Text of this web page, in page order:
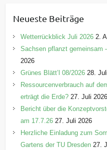
g
o
r
e
n
Neueste Beiträge
Wetterrückblick Juli 2026 2.
Sachsen pflanzt gemeinsam
2026
Grünes Blätt’l 08/2026 28.
Ressourcenverbrauch auf
erträgt die Erde? 27. Juli 2026
Bericht über die
am 17.7.26 27. Juli 2026
Herzliche Einladung zum
Gartens der TU Dresden 27.